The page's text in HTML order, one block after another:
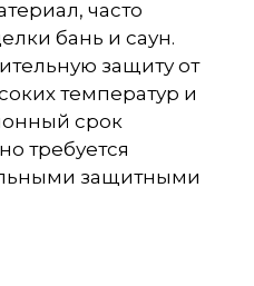
часто
бань и саун.
защиту от
температур и
срок
требуется
защитными